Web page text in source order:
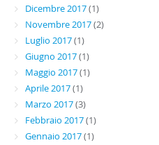
Dicembre 2017(1)
Novembre 2017(2)
Luglio 2017(1)
Giugno 2017(1)
Maggio 2017(1)
Aprile 2017(1)
Marzo 2017(3)
Febbraio 2017(1)
Gennaio 2017(1)